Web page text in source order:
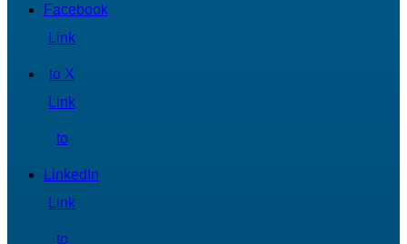
Facebook
Link
to X
Link
to
LinkedIn
Link
to